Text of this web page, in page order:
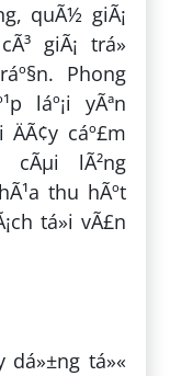
quÃ½ giÃ¡
giÃ¡ trá»
Phong
láº¡i yÃªn
cáº£m
cÃµi lÃ²ng
thu hÃºt
tá»i vÃ£n
dá»±ng tá»«